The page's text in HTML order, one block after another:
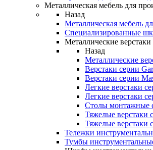
Металлическая мебель для
Назад
Металлическая мебель
Cпециализированные
Металлические верстаки
Назад
Металлические
Верстаки серии
Верстаки серии
Легкие верстаки
Легкие верстаки
Столы монтажные
Тяжелые верстаки
Тяжелые верстаки
Тележки
Тумбы